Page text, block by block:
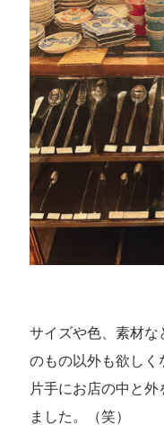
サイズや色、素材な
のもの以外も欲しく
片手にお店の中と
ました。（笑）